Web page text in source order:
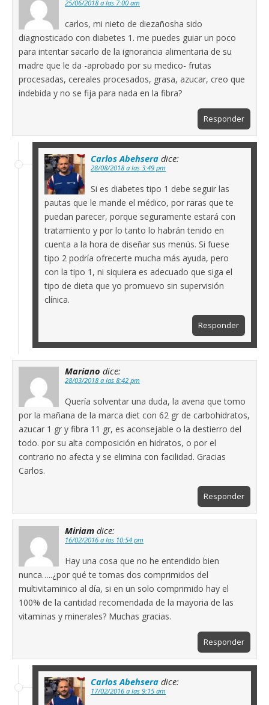
25/06/2018 a las 7:00 am
carlos, mi nieto de diezañosha sido
diagnosticado con diabetes 1. me puedes guiar un poco
para intentar sacarlo de la ignorancia alimentaria de su
madre que le da -aprobado por su medico- frutas
procesadas, cereales procesados, grasa, azucar, creo que
indebida y no se fija para nada en la fibra?
Responder
Carlos Abehsera dice:
28/08/2018 a las 3:49 pm
Si es diabetes tipo 1 debe seguir las
pautas que le mande el médico, por raras que te
puedan parecer, porque seguramente estará con
tratamiento y por lo tanto lo habrán tenido en
cuenta a la hora de diseñar sus menús. Si fuese
tipo 2 podría ofrecerte mucha más ayuda, pero
con la tipo 1, ni siquiera es adecuado que siga el
tipo de dieta que yo promuevo sin supervisión
clínica.
Responder
Mariano dice:
28/03/2018 a las 8:42 pm
Quería solventar una duda, la avena que tomo
por la mañana de la marca diet con 62 gr de carbohidratos,
azucar 1 gr y fibra 11 gr, es aconsejable o la destierro del
todo. por su alta composición en hidratos, o por el
contrario no afecta y se elimina con facilidad. Gracias
Carlos.
Responder
Miriam dice:
16/02/2016 a las 10:54 pm
Hay una cosa que no he entendido bien
nunca…..¿por qué te tomas dos comprimidos del
multivitaminico al día, si en un solo comprimido hay el
100% de la cantidad recomendada de la mayoria de las
vitaminas y minerales? Muchas gracias.
Responder
Carlos Abehsera dice:
17/02/2016 a las 9:15 am